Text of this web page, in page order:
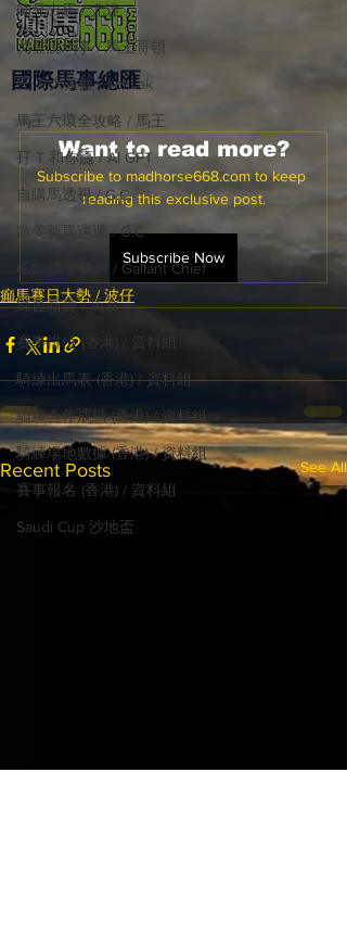
國際​馬事總匯
師兄出馬 / 尤達
戈登說馬事 / 馬王哥頓
三 T 大茶飯 / LakLak
馬王六環全攻略 / 馬王
孖 T 和你贏 / AI GPT
自購馬透視 / G.C.
歐美新馬速遞 / G.C
G.C. 環宇脈搏 / Gallant Chief
綠茵新貴 / 馬森
賽事排位 (香港) / 資料組
騎練出馬表 (香港) / 資料組
騎練合作成績 (香港) / 資料組
騎練場地數據 (香港) / 資料組
賽事報名 (香港) / 資料組
Saudi Cup 沙地盃
Want to read more?
Subscribe to madhorse668.com to keep
reading this exclusive post.
Subscribe Now
癲馬賽日大勢 / 波仔
Recent Posts See All